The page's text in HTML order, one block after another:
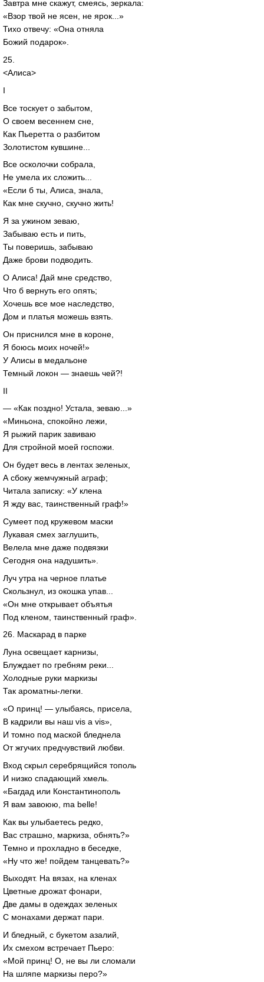
Завтра мне скажут, смеясь, зеркала:
«Взор твой не ясен, не ярок...»
Тихо отвечу: «Она отняла
Божий подарок».
25.
<Алиса>
I
Все тоскует о забытом,
О своем весеннем сне,
Как Пьеретта о разбитом
Золотистом кувшине...
Все осколочки собрала,
Не умела их сложить...
«Если б ты, Алиса, знала,
Как мне скучно, скучно жить!
Я за ужином зеваю,
Забываю есть и пить,
Ты поверишь, забываю
Даже брови подводить.
О Алиса! Дай мне средство,
Что б вернуть его опять;
Хочешь все мое наследство,
Дом и платья можешь взять.
Он приснился мне в короне,
Я боюсь моих ночей!»
У Алисы в медальоне
Темный локон — знаешь чей?!
II
— «Как поздно! Устала, зеваю...»
«Миньона, спокойно лежи,
Я рыжий парик завиваю
Для стройной моей госпожи.
Он будет весь в лентах зеленых,
А сбоку жемчужный аграф;
Читала записку: «У клена
Я жду вас, таинственный граф!»
Сумеет под кружевом маски
Лукавая смех заглушить,
Велела мне даже подвязки
Сегодня она надушить».
Луч утра на черное платье
Скользнул, из окошка упав...
«Он мне открывает объятья
Под кленом, таинственный граф».
26. Маскарад в парке
Луна освещает карнизы,
Блуждает по гребням реки...
Холодные руки маркизы
Так ароматны-легки.
«О принц! — улыбаясь, присела,
В кадрили вы наш vis a vis»,
И томно под маской бледнела
От жгучих предчувствий любви.
Вход скрыл серебрящийся тополь
И низко спадающий хмель.
«Багдад или Константинополь
Я вам завоюю, ma belle!
Как вы улыбаетесь редко,
Вас страшно, маркиза, обнять?»
Темно и прохладно в беседке,
«Ну что же! пойдем танцевать?»
Выходят. На вязах, на кленах
Цветные дрожат фонари,
Две дамы в одеждах зеленых
С монахами держат пари.
И бледный, с букетом азалий,
Их смехом встречает Пьеро:
«Мой принц! О, не вы ли сломали
На шляпе маркизы перо?»